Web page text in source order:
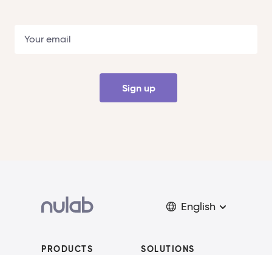
Sign up
English
PRODUCTS SOLUTIONS